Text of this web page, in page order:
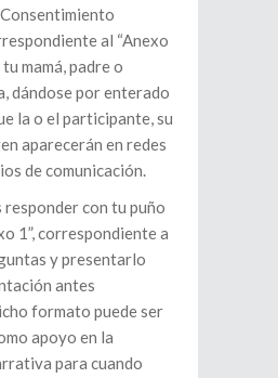
al “Anexo
mamá, padre o
dándose por enterado
la o el participante, su
aparecerán en redes
de comunicación.
responder con tu puño
1”, correspondiente a
y presentarlo
antes
formato puede ser
apoyo en la
para cuando